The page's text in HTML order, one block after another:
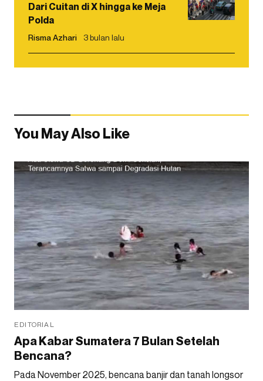
Dari Cuitan di X hingga ke Meja
Polda
Risma Azhari 3 bulan lalu
You May Also Like
EDITORIAL
Apa Kabar Sumatera 7 Bulan Setelah
Bencana?
Pada November 2025, bencana banjir dan tanah longsor